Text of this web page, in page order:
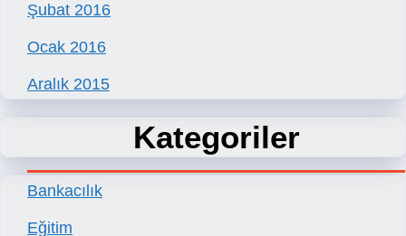
Şubat 2016
Ocak 2016
Aralık 2015
Kategoriler
Bankacılık
Eğitim